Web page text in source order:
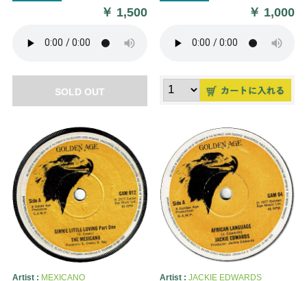
￥ 1,500
SOLD OUT
￥ 1,000
Artist : MEXICANO
Artist : JACKIE EDWARDS